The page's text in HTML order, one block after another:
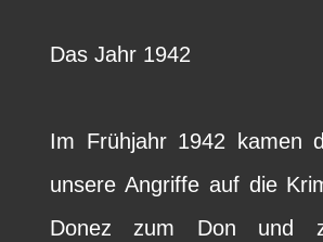
Das Jahr 1942
Im Frühjahr 1942 kamen
unsere Angriffe auf die
Donez zum Don und